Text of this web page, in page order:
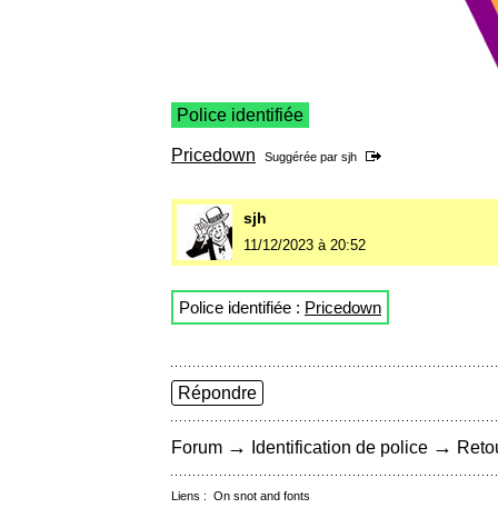
Police identifiée
Pricedown Suggérée par sjh
sjh
11/12/2023 à 20:52
Police identifiée : Pricedown
Répondre
Forum → Identification de police →
Liens : On snot and fonts